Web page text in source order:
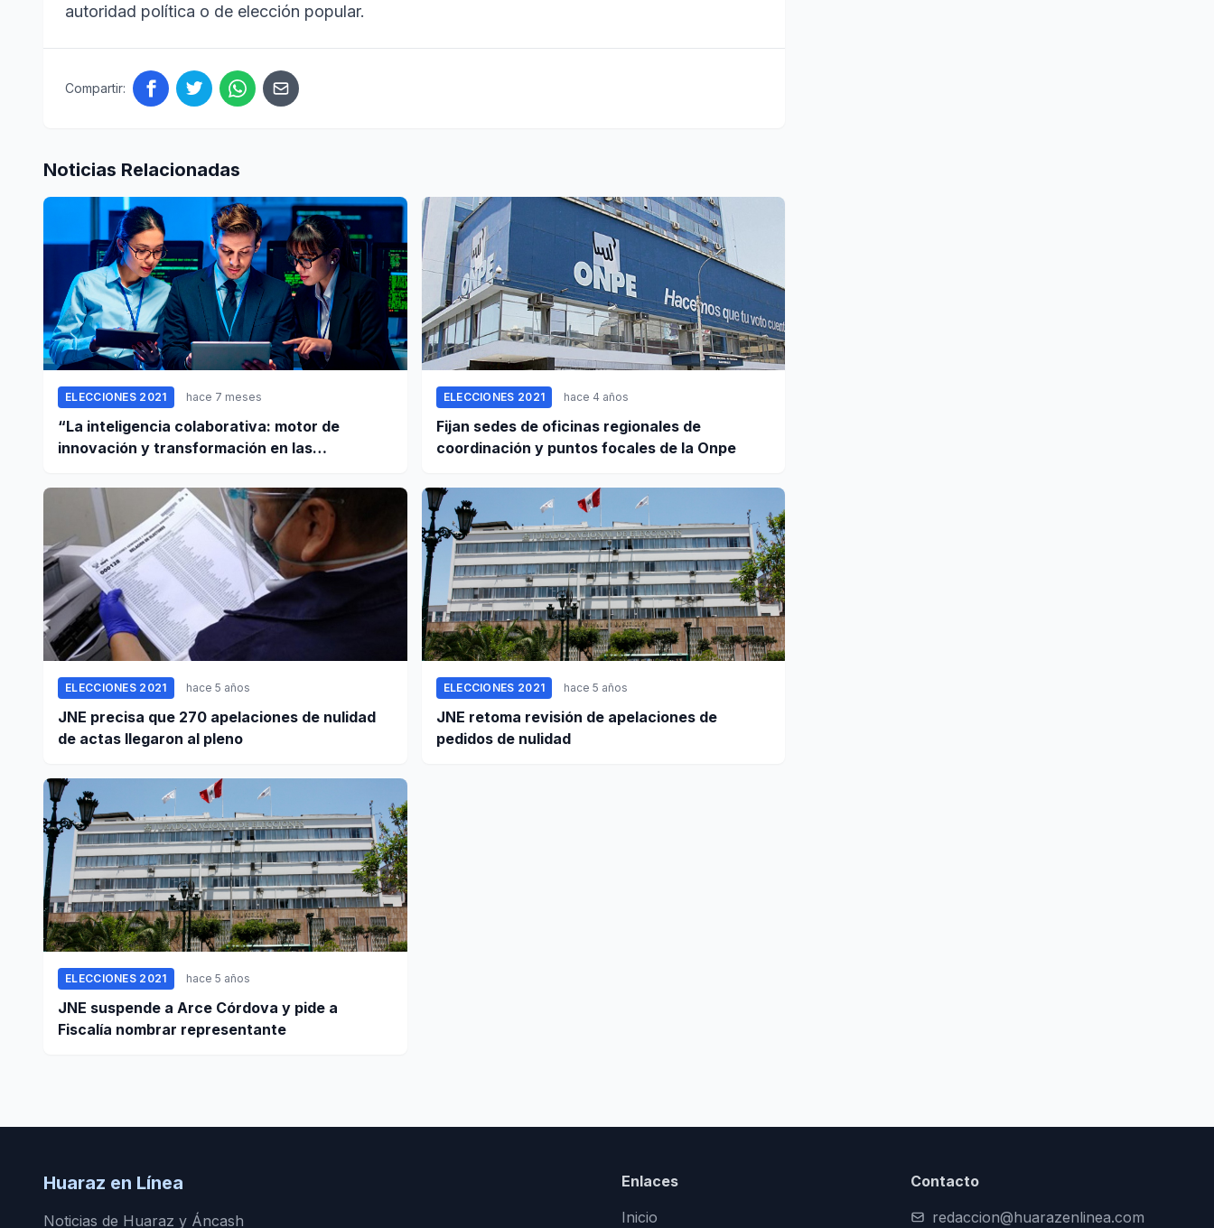
autoridad política o de elección popular.
Compartir:
Noticias Relacionadas
ELECCIONES 2021 hace 7 meses
“La inteligencia colaborativa: motor de
innovación y transformación en las
ELECCIONES 2021 hace 4 años
Fijan sedes de oficinas regionales de
coordinación y puntos focales de la Onpe
ELECCIONES 2021 hace 5 años
JNE precisa que 270 apelaciones de nulidad
de actas llegaron al pleno
ELECCIONES 2021 hace 5 años
JNE retoma revisión de apelaciones de
pedidos de nulidad
ELECCIONES 2021 hace 5 años
JNE suspende a Arce Córdova y pide a
Fiscalía nombrar representante
Huaraz en Línea
Noticias de Huaraz y Áncash
Enlaces
Inicio
Contacto
redaccion@huarazenlinea.com